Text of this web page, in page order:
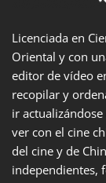
Licenciada en
Oriental y con
editor de vídeo
recopilar y
ir
ver con el cine
del cine y de
independientes,